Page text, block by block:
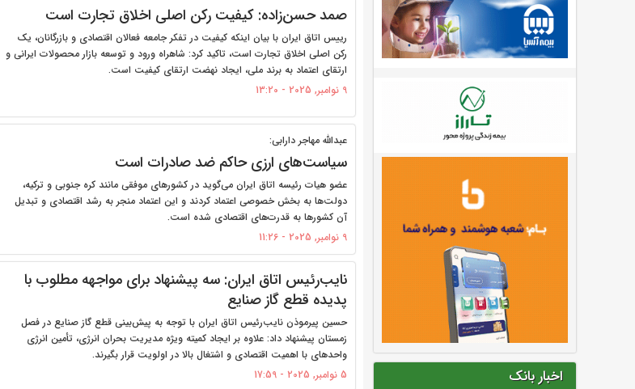
اخبار بانک
صمد حسن‌زاده: کیفیت رکن اصلی اخلاق تجارت است
رییس اتاق ایران با بیان اینکه کیفیت در تفکر جامعه فعالان اقتصادی و بازرگانان، یک
رکن اصلی اخلاق تجارت است، تاکید کرد: شاهراه ورود و توسعه بازار محصولات ایرانی و
ارتقای اعتماد به برند ملی، ایجاد نهضت ارتقای کیفیت است.
9 نوامبر, 2025 - 13:20
عبدالله مهاجر دارابی:
سیاست‌های ارزی حاکم ضد صادرات است
عضو هیات رئیسه اتاق ایران می‌گوید در کشورهای موفقی مانند کره جنوبی و ترکیه،
دولت‌ها به بخش خصوصی اعتماد کردند و این اعتماد منجر به رشد اقتصادی و تبدیل
آن کشورها به قدرت‌های اقتصادی شده است.
9 نوامبر, 2025 - 11:26
نایب‌رئیس اتاق ایران: سه پیشنهاد برای مواجهه مطلوب با
پدیده قطع گاز صنایع
حسین پیرموذن نایب‌رئیس اتاق ایران با توجه به پیش‌بینی قطع گاز صنایع در فصل
زمستان پیشنهاد داد: علاوه بر ایجاد کمیته ویژه مدیریت بحران انرژی، تأمین انرژی
واحدهای با اهمیت اقتصادی و اشتغال بالا در اولویت قرار بگیرند.
5 نوامبر, 2025 - 17:59